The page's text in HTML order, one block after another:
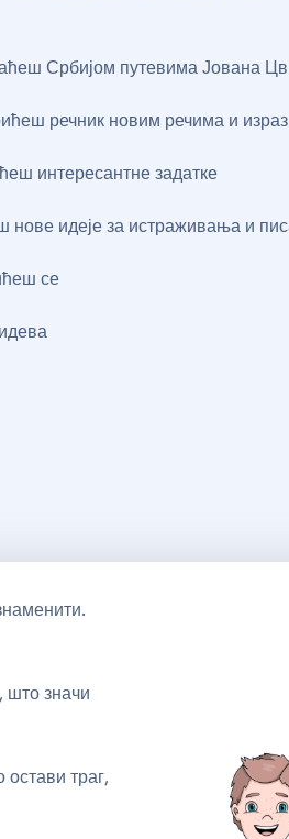
Србијом путевима Јована
речник новим речима и
интересантне задатке
нове идеје за истраживања и
се
што значи
траг,